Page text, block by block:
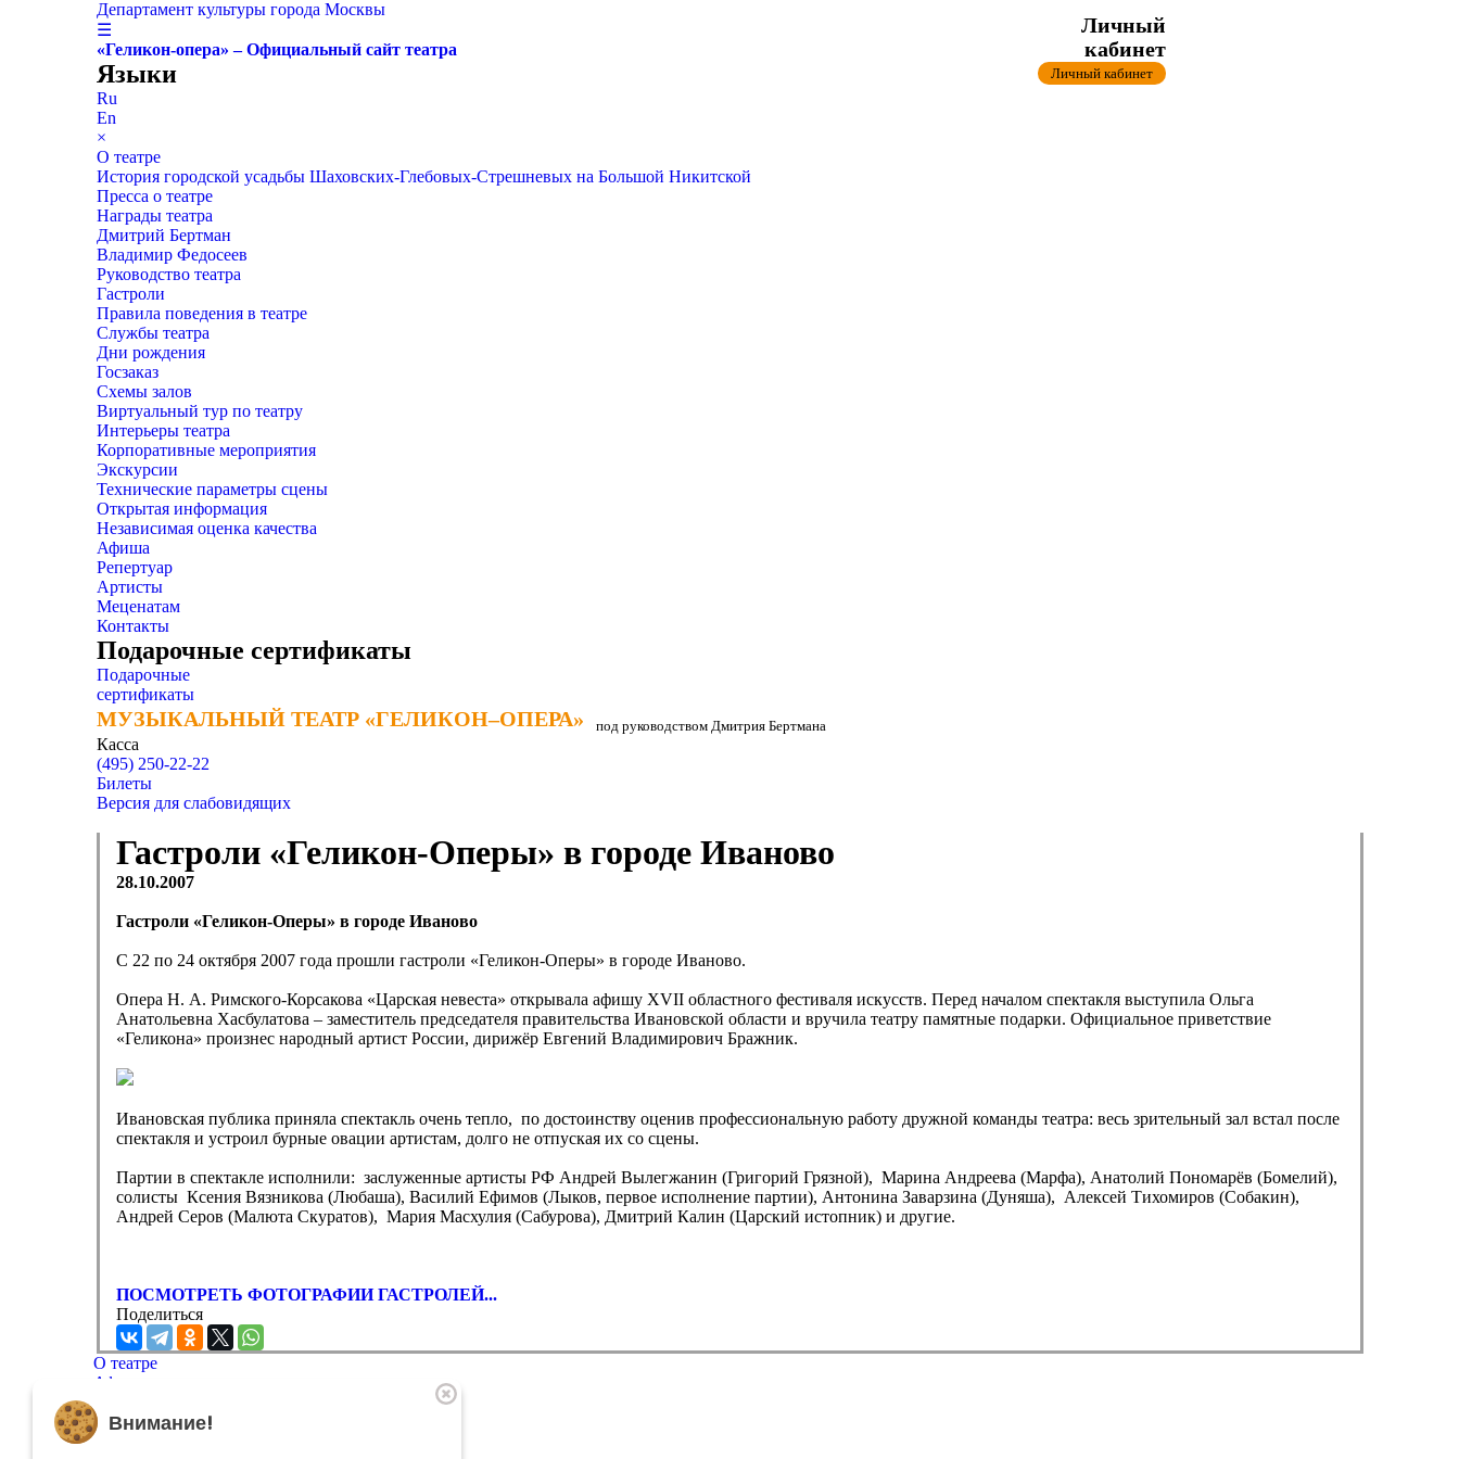
Департамент культуры города Москвы
☰
«Геликон-опера» – Официальный сайт театра
Языки
Ru
En
×
О театре
История городской усадьбы Шаховских-Глебовых-Стрешневых на Большой Никитской
Пресса о театре
Награды театра
Дмитрий Бертман
Владимир Федосеев
Руководство театра
Гастроли
Правила поведения в театре
Службы театра
Дни рождения
Госзаказ
Схемы залов
Виртуальный тур по театру
Интерьеры театра
Корпоративные мероприятия
Экскурсии
Технические параметры сцены
Открытая информация
Независимая оценка качества
Афиша
Репертуар
Артисты
Меценатам
Контакты
Подарочные сертификаты
Подарочные
сертификаты
МУЗЫКАЛЬНЫЙ ТЕАТР «ГЕЛИКОН–ОПЕРА»
МУЗЫКАЛЬНЫЙ ТЕАТР «ГЕЛИКОН–ОПЕРА» под руководством Дмитрия Бертмана
Касса
(495) 250-22-22
Личный
кабинет
Личный кабинет
Билеты
Версия для слабовидящих
Гастроли «Геликон-Оперы» в городе Иваново
28.10.2007
Гастроли «Геликон-Оперы» в городе Иваново
С 22 по 24 октября 2007 года прошли гастроли «Геликон-Оперы» в городе Иваново.
Опера Н. А. Римского-Корсакова «Царская невеста» открывала афишу ХVII областного фестиваля искусств. Перед началом спектакля выступила Ольга
Анатольевна Хасбулатова – заместитель председателя правительства Ивановской области и вручила театру памятные подарки. Официальное приветствие
«Геликона» произнес народный артист России, дирижёр Евгений Владимирович Бражник.
Ивановская публика приняла спектакль очень тепло, по достоинству оценив профессиональную работу дружной команды театра: весь зрительный зал встал после
спектакля и устроил бурные овации артистам, долго не отпуская их со сцены.
Партии в спектакле исполнили: заслуженные артисты РФ Андрей Вылегжанин (Григорий Грязной), Марина Андреева (Марфа), Анатолий Пономарёв (Бомелий),
солисты Ксения Вязникова (Любаша), Василий Ефимов (Лыков, первое исполнение партии), Антонина Заварзина (Дуняша), Алексей Тихомиров (Собакин),
Андрей Серов (Малюта Скуратов), Мария Масхулия (Сабурова), Дмитрий Калин (Царский истопник) и другие.
ПОСМОТРЕТЬ ФОТОГРАФИИ ГАСТРОЛЕЙ...
Поделиться
О театре
Афиша
Артисты
Меценатам
Внимание!